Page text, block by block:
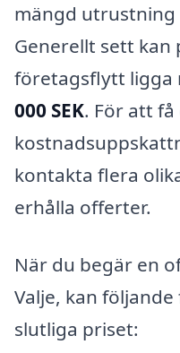
mängd utrustning
Generellt sett kan
företagsflytt ligga
000 SEK. För att
kontakta flera
erhålla offerter.
När du begär en
Valje, kan
slutliga priset: